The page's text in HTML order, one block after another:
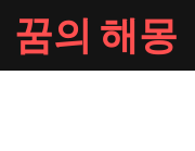
Skip
to
content
꿈의 해몽